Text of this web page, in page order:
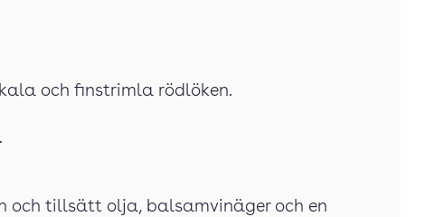
och finstrimla rödlöken.
och tillsätt olja, balsamvinäger och en